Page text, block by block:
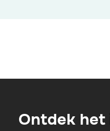
Ontdek